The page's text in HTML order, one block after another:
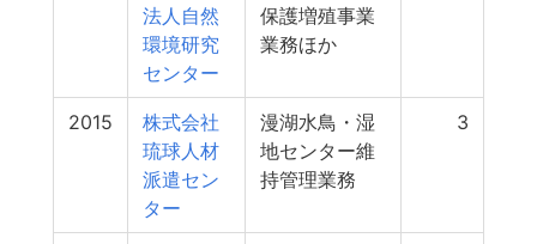
法人自然
環境研究
センター
保護増殖事業
業務ほか
2015
株式会社
琉球人材
派遣セン
ター
漫湖水鳥・湿
地センター維
持管理業務
3